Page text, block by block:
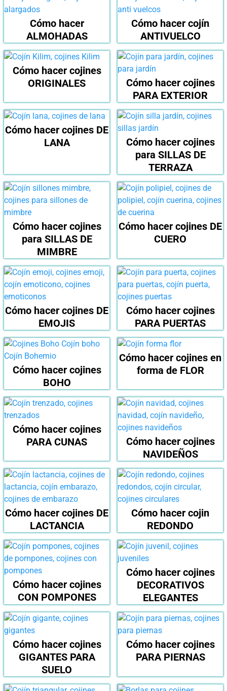
Cómo hacer
ALMOHADAS
Cómo hacer cojín
ANTIVUELCO
Cómo hacer cojines
ORIGINALES
Cómo hacer cojines
PARA EXTERIOR
Cómo hacer cojines DE
LANA
Cómo hacer cojines
para SILLAS DE
TERRAZA
Cómo hacer cojines
para SILLAS DE
MIMBRE
Cómo hacer cojines DE
CUERO
Cómo hacer cojines DE
EMOJIS
Cómo hacer cojines
PARA PUERTAS
Cómo hacer cojines
BOHO
Cómo hacer cojines en
forma de FLOR
Cómo hacer cojines
PARA CUNAS
Cómo hacer cojines
NAVIDEÑOS
Cómo hacer cojines DE
LACTANCIA
Cómo hacer cojin
REDONDO
Cómo hacer cojines
CON POMPONES
Cómo hacer cojines
DECORATIVOS
ELEGANTES
Cómo hacer cojines
GIGANTES PARA
SUELO
Cómo hacer cojines
PARA PIERNAS